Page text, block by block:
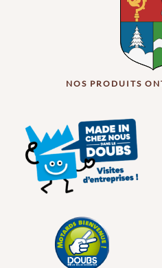
NOS PRODUITS